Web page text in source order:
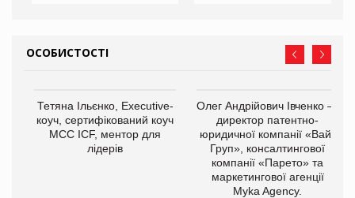
ОСОБИСТОСТІ
Тетяна Ільєнко, Executive-
коуч, сертифікований коуч
МСС ICF, ментор для
лідерів
Олег Андрійович Івченко —
директор патентно-
юридичної компанії «Вайз
Груп», консалтингової
компанії «Парето» та
маркетингової агенції
Myka Agency.